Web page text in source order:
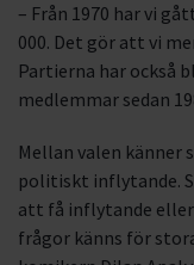
– Från 1970 har vi
000. Det gör att vi
Partierna har också
medlemmar sedan
Mellan valen känner
politiskt inflytande.
att få inflytande
frågor känns för